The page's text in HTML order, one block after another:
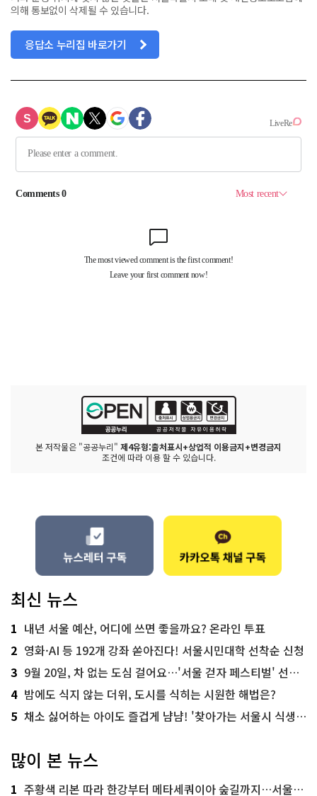
의해 통보없이 삭제될 수 있습니다.
응답소 누리집 바로가기
본 저작물은 "공공누리" 제4유형:출처표시+상업적 이용금지+변경금지
조건에 따라 이용 할 수 있습니다.
최신 뉴스
1 내년 서울 예산, 어디에 쓰면 좋을까요? 온라인 투표
2 영화·AI 등 192개 강좌 쏟아진다! 서울시민대학 선착순 신청
3 9월 20일, 차 없는 도심 걸어요…'서울 걷자 페스티벌' 선착순 5천명
4 밤에도 식지 않는 더위, 도시를 식히는 시원한 해법은?
5 채소 싫어하는 아이도 즐겁게 냠냠! '찾아가는 서울시 식생활 교육' 현장
많이 본 뉴스
1 주황색 리본 따라 한강부터 메타세쿼이아 숲길까지…서울둘레길 15코스